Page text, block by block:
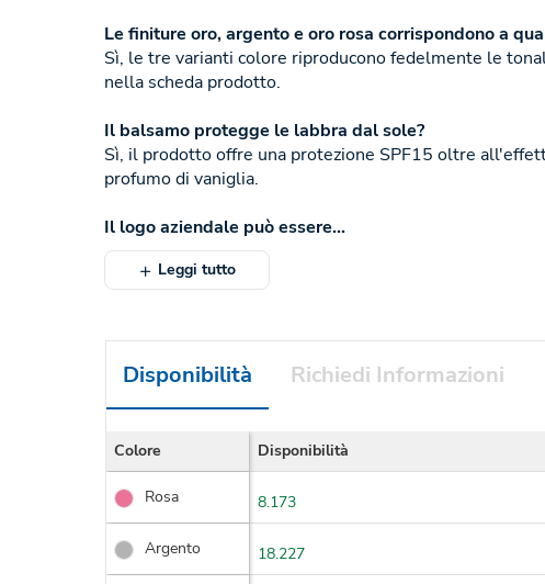
Le finiture oro, argento e oro rosa corrispondono a
Sì, le tre varianti colore riproducono fedelmente le
nella scheda prodotto.
Il balsamo protegge le labbra dal sole?
Sì, il prodotto offre una protezione SPF15 oltre
profumo di vaniglia.
Il logo aziendale può essere...
Leggi tutto
Disponibilità Richiedi Informazioni
Colore Disponibilità
Rosa 8.173
Argento 18.227